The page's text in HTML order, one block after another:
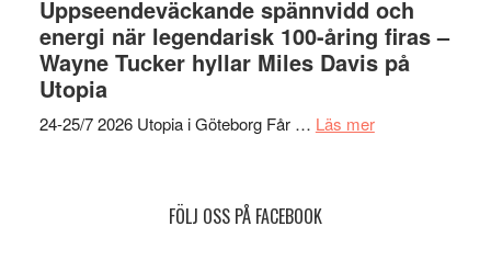
Day
–
kan
jubileum
av
Queen
Uppseendeväckande spännvidd och
energi när legendarisk 100-åring firas –
Wayne Tucker hyllar Miles Davis på
Utopia
24-25/7 2026 Utopia i Göteborg Får … Läs merom
FÖLJ OSS PÅ FACEBOOK